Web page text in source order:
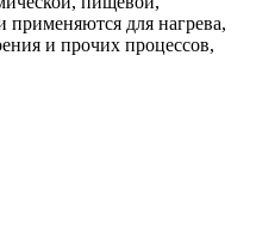
для нагрева,
и прочих процессов,